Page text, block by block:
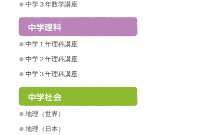
中学３年数学講座
中学１年理科講座
中学２年理科講座
中学３年理科講座
地理（世界）
地理（日本）